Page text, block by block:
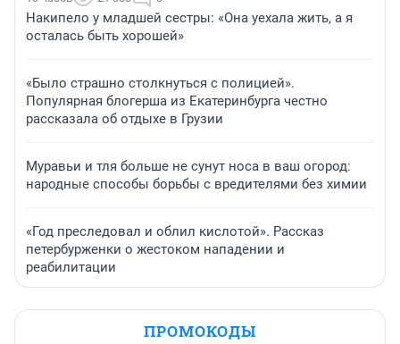
Накипело у младшей сестры: «Она уехала жить, а я
осталась быть хорошей»
«Было страшно столкнуться с полицией».
Популярная блогерша из Екатеринбурга честно
рассказала об отдыхе в Грузии
Муравьи и тля больше не сунут носа в ваш огород:
народные способы борьбы с вредителями без химии
«Год преследовал и облил кислотой». Рассказ
петербурженки о жестоком нападении и
реабилитации
ПРОМОКОДЫ